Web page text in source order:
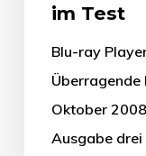
im Test
Blu-ray
Oktober
Ausgabe